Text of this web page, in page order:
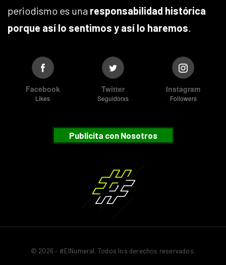
periodismo es una responsabilidad histórica
porque así lo sentimos y así lo haremos.
Facebook
Likes
Twitter
Seguidorxs
Instagram
Followers
Publicita con Nosotros
© 2026 - #ElNumeral. Todos los derechos reservados.